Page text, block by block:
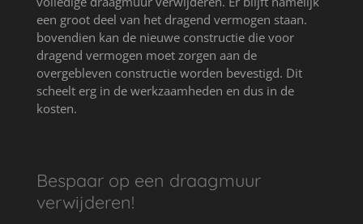
een groot deel van het dragend vermogen staan.
bovendien kan de nieuwe constructie die voor
dragend vermogen moet zorgen aan de
overgebleven constructie worden bevestigd. Dit
scheelt erg in de werkzaamheden en dus in de
kosten.
Bespaar op een draagmuur
verwijderen!